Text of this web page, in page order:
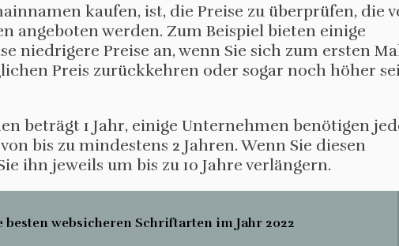
kaufen, ist, die Preise zu überprüfen, die
angeboten werden. Zum Beispiel bieten einige
niedrigere Preise an, wenn Sie sich zum ersten
Preis zurückkehren oder sogar noch höher
beträgt 1 Jahr, einige Unternehmen benötigen
bis zu mindestens 2 Jahren. Wenn Sie diesen
ihn jeweils um bis zu 10 Jahre verlängern.
websicheren Schriftarten im Jahr 2022